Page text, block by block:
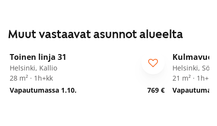
Muut vastaavat asunnot alueelta
Toinen linja 31
Helsinki, Kallio
28 m² · 1h+kk
Vapautumassa 1.10.
769 €
Helsinki,
21 m² · 1h+kk